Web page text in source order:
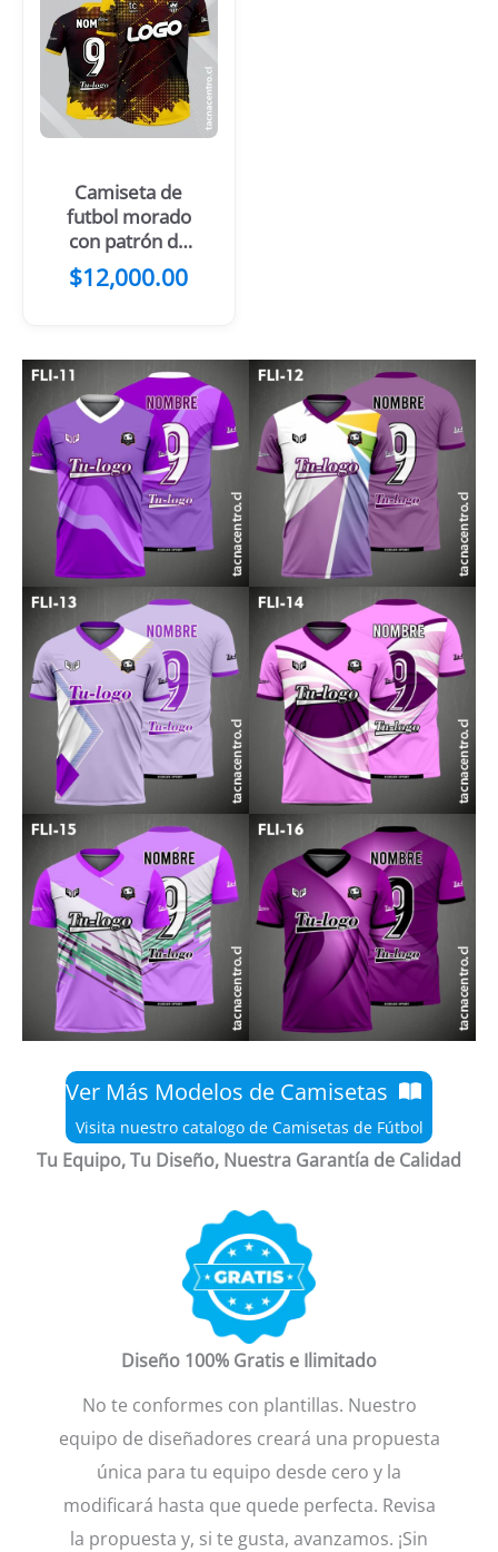
Camiseta de
futbol morado
con patrón de
rayas oscuras
$12,000.00
Ver Más Modelos de Camisetas
Visita nuestro catalogo de Camisetas de Fútbol
Tu Equipo, Tu Diseño, Nuestra Garantía de Calidad
Diseño 100% Gratis e Ilimitado
No te conformes con plantillas. Nuestro
equipo de diseñadores creará una propuesta
única para tu equipo desde cero y la
modificará hasta que quede perfecta. Revisa
la propuesta y, si te gusta, avanzamos. ¡Sin